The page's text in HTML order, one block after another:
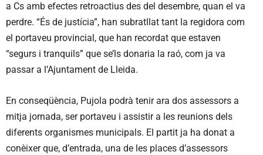
a Cs amb efectes retroactius des del desembre, quan el va
perdre. “És de justícia”, han subratllat tant la regidora com
el portaveu provincial, que han recordat que estaven
“segurs i tranquils” que se’ls donaria la raó, com ja va
passar a l’Ajuntament de Lleida.
En conseqüència, Pujola podrà tenir ara dos assessors a
mitja jornada, ser portaveu i assistir a les reunions dels
diferents organismes municipals. El partit ja ha donat a
conèixer que, d’entrada, una de les places d’assessors